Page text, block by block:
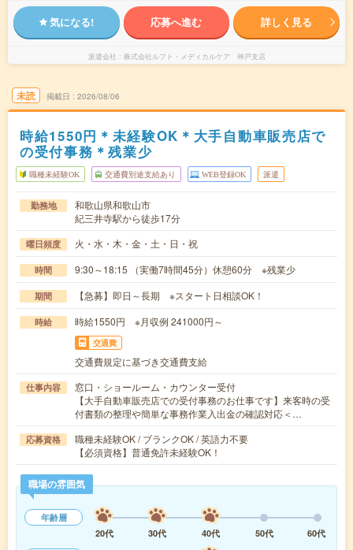
気になる! 応募へ進む 詳しく見る
派遣会社 株式会社ルフト・メディカルケア 神戸支店
未読 掲載日 2026/08/06
時給1550円＊未経験OK＊大手自動車販売店で
の受付事務＊残業少
職種未経験OK 交通費別途支給あり WEB登録OK 派遣
勤務地
和歌山県和歌山市
紀三井寺駅から徒歩17分
曜日頻度 火・水・木・金・土・日・祝
時間 9:30～18:15 （実働7時間45分）休憩60分 ※残業少
期間 【急募】即日～長期 ※スタート日相談OK！
時給 時給1550円 ※月収例 241000円～
交通費
交通費規定に基づき交通費支給
仕事内容
窓口・ショールーム・カウンター受付
【大手自動車販売店での受付事務のお仕事です】来客時の受
付書類の整理や簡単な事務作業入出金の確認対応＜…
応募資格
職種未経験OK / ブランクOK / 英語力不要
【必須資格】普通免許未経験OK！
職場の雰囲気
年齢層
20代
30代 40代 50代
60代